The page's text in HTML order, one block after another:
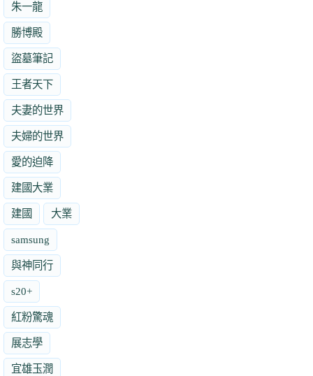
朱一龍
勝博殿
盜墓筆記
王者天下
夫妻的世界
夫婦的世界
愛的迫降
建國大業
建國 大業
samsung
與神同行
s20+
紅粉驚魂
展志學
宜雄玉潤